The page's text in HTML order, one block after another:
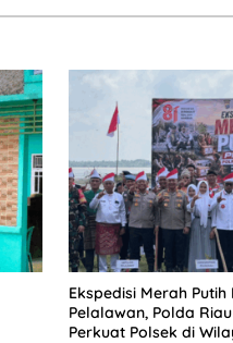
Ekspedisi Merah
Pelalawan, Polda
Perkuat Polsek di